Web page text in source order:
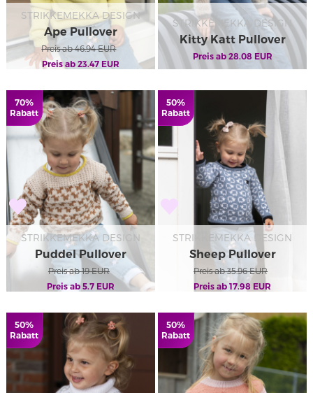
STRIKKEMEKKA DESIGN
Ape Pullover
Preis ab 46.94EUR
Preis ab 23.47EUR
STRIKKEMEKKA DESIGN
Kitty Katt Pullover
Preis ab 28.08EUR
70%
Rabatt
STRIKKEMEKKA DESIGN
Puddel Pullover
Preis ab 19EUR
Preis ab 5.7EUR
50%
Rabatt
STRIKKEMEKKA DESIGN
Sheep Pullover
Preis ab 35.96EUR
Preis ab 17.98 EUR
50%
Rabatt
50%
Rabatt